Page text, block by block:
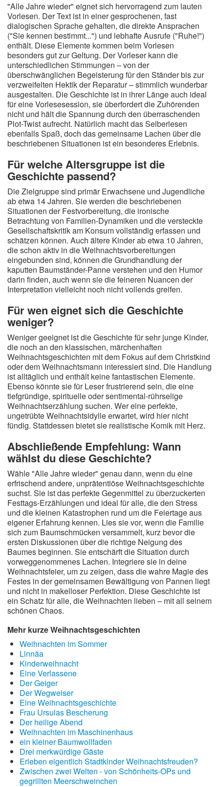
"Alle Jahre wieder" eignet sich hervorragend zum lauten
Vorlesen. Der Text ist in einer gesprochenen, fast
dialogischen Sprache gehalten, die direkte Ansprachen
("Sie kennen bestimmt...") und lebhafte Ausrufe ("Ruhe!")
enthält. Diese Elemente kommen beim Vorlesen
besonders gut zur Geltung. Der Vorleser kann die
unterschiedlichen Stimmungen – von der
überschwänglichen Begeisterung für den Ständer bis zur
verzweifelten Hektik der Reparatur – stimmlich wunderbar
ausgestalten. Die Geschichte ist in ihrer Länge auch ideal
für eine Vorlesesession, sie überfordert die Zuhörenden
nicht und hält die Spannung durch den überraschenden
Plot-Twist aufrecht. Natürlich macht das Selberlesen
ebenfalls Spaß, doch das gemeinsame Lachen über die
beschriebenen Situationen ist ein besonderes Erlebnis.
Für welche Altersgruppe ist die
Geschichte passend?
Die Zielgruppe sind primär Erwachsene und Jugendliche
ab etwa 14 Jahren. Sie werden die beschriebenen
Situationen der Festvorbereitung, die ironische
Betrachtung von Familien-Dynamiken und die versteckte
Gesellschaftskritik am Konsum vollständig erfassen und
schätzen können. Auch ältere Kinder ab etwa 10 Jahren,
die schon aktiv in die Weihnachtsvorbereitungen
eingebunden sind, können die Grundhandlung der
kaputten Baumständer-Panne verstehen und den Humor
darin finden, auch wenn sie die feineren Nuancen der
Interpretation vielleicht noch nicht vollends greifen.
Für wen eignet sich die Geschichte
weniger?
Weniger geeignet ist die Geschichte für sehr junge Kinder,
die noch an den klassischen, märchenhaften
Weihnachtsgeschichten mit dem Fokus auf dem Christkind
oder dem Weihnachtsmann interessiert sind. Die Handlung
ist alltäglich und enthält keine fantastischen Elemente.
Ebenso könnte sie für Leser frustrierend sein, die eine
tiefgründige, spirituelle oder sentimental-rührselige
Weihnachtserzählung suchen. Wer eine perfekte,
ungetrübte Weihnachtsidylle erwartet, wird hier nicht
fündig. Stattdessen bietet sie realistische Komik mit Herz.
Abschließende Empfehlung: Wann
wählst du diese Geschichte?
Wähle "Alle Jahre wieder" genau dann, wenn du eine
erfrischend andere, unprätentiöse Weihnachtsgeschichte
suchst. Sie ist das perfekte Gegenmittel zu überzuckerten
Festtags-Erzählungen und ideal für alle, die den Stress
und die kleinen Katastrophen rund um die Feiertage aus
eigener Erfahrung kennen. Lies sie vor, wenn die Familie
sich zum Baumschmücken versammelt, kurz bevor die
ersten Diskussionen über die richtige Neigung des
Baumes beginnen. Sie entschärft die Situation durch
vorweggenommenes Lachen. Integriere sie in deine
Weihnachtsfeier, um zu zeigen, dass die wahre Magie des
Festes in der gemeinsamen Bewältigung von Pannen liegt
und nicht in makelloser Perfektion. Diese Geschichte ist
ein Schatz für alle, die Weihnachten lieben – mit all seinem
schönen Chaos.
Mehr kurze Weihnachtsgeschichten
Weihnachten im Sommer
Linnäa
Kinderweihnacht
Eine Verlassene
Der Geiger
Der Wegweiser
Eine Weihnachtsgeschichte
Frau Ursulas Bescherung
Der heilige Abend
Weihnachten im Maschinenhaus
ein kleiner Baumwollfaden
Drei merkwürdige Gäste
Erleben eigentlich Stadtkinder Weihnachtsfreuden?
Zwischen zwei Welten - von Schönheits-OPs und
gegrillten Meerschweinchen